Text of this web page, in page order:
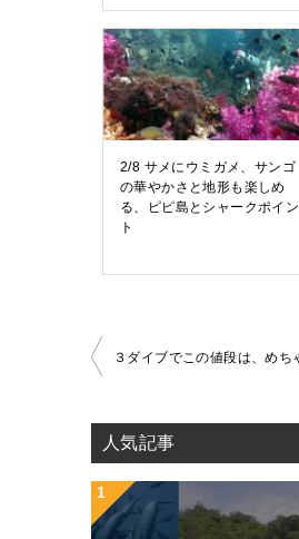
2/8 サメにウミガメ、サンゴ
の華やかさと地形も楽しめ
る、ピピ島とシャークポイン
ト
投
ナ
ビ
ゲ
人気記事